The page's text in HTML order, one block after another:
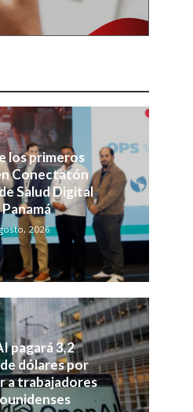
los primeros
Conectatón
Salud Digital
2026
pagará 3,2
dólares por
a trabajadores